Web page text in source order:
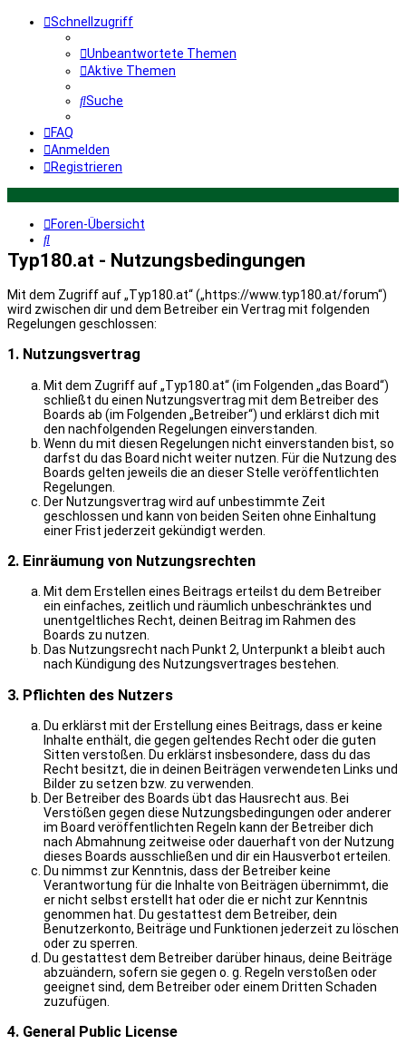
Schnellzugriff
Unbeantwortete Themen
Aktive Themen
Suche
FAQ
Anmelden
Registrieren
Foren-Übersicht
Suche
Typ180.at - Nutzungsbedingungen
Mit dem Zugriff auf „Typ180.at“ („https://www.typ180.at/forum“)
wird zwischen dir und dem Betreiber ein Vertrag mit folgenden
Regelungen geschlossen:
1. Nutzungsvertrag
Mit dem Zugriff auf „Typ180.at“ (im Folgenden „das Board“)
schließt du einen Nutzungsvertrag mit dem Betreiber des
Boards ab (im Folgenden „Betreiber“) und erklärst dich mit
den nachfolgenden Regelungen einverstanden.
Wenn du mit diesen Regelungen nicht einverstanden bist, so
darfst du das Board nicht weiter nutzen. Für die Nutzung des
Boards gelten jeweils die an dieser Stelle veröffentlichten
Regelungen.
Der Nutzungsvertrag wird auf unbestimmte Zeit
geschlossen und kann von beiden Seiten ohne Einhaltung
einer Frist jederzeit gekündigt werden.
2. Einräumung von Nutzungsrechten
Mit dem Erstellen eines Beitrags erteilst du dem Betreiber
ein einfaches, zeitlich und räumlich unbeschränktes und
unentgeltliches Recht, deinen Beitrag im Rahmen des
Boards zu nutzen.
Das Nutzungsrecht nach Punkt 2, Unterpunkt a bleibt auch
nach Kündigung des Nutzungsvertrages bestehen.
3. Pflichten des Nutzers
Du erklärst mit der Erstellung eines Beitrags, dass er keine
Inhalte enthält, die gegen geltendes Recht oder die guten
Sitten verstoßen. Du erklärst insbesondere, dass du das
Recht besitzt, die in deinen Beiträgen verwendeten Links und
Bilder zu setzen bzw. zu verwenden.
Der Betreiber des Boards übt das Hausrecht aus. Bei
Verstößen gegen diese Nutzungsbedingungen oder anderer
im Board veröffentlichten Regeln kann der Betreiber dich
nach Abmahnung zeitweise oder dauerhaft von der Nutzung
dieses Boards ausschließen und dir ein Hausverbot erteilen.
Du nimmst zur Kenntnis, dass der Betreiber keine
Verantwortung für die Inhalte von Beiträgen übernimmt, die
er nicht selbst erstellt hat oder die er nicht zur Kenntnis
genommen hat. Du gestattest dem Betreiber, dein
Benutzerkonto, Beiträge und Funktionen jederzeit zu löschen
oder zu sperren.
Du gestattest dem Betreiber darüber hinaus, deine Beiträge
abzuändern, sofern sie gegen o. g. Regeln verstoßen oder
geeignet sind, dem Betreiber oder einem Dritten Schaden
zuzufügen.
4. General Public License